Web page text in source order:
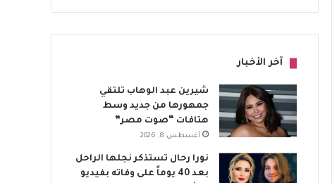
آخر الأخبار
شيرين عبد الوهاب تلتقي
جمهورها من جديد وسط
هتافات “صوت مصر”
أغسطس 8, 2026
نورا رحال تستذكر نجلها الراحل
بعد 40 يوماً على وفاته بفيديو